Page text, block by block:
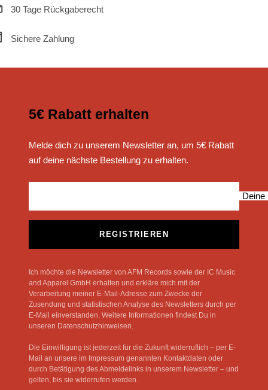
30 Tage Rückgaberecht
Sichere Zahlung
5€ Rabatt erhalten
Melde dich zu unserem Newsletter an, um 5€ Rabatt
auf deine nächste Bestellung zu erhalten.
Deine
REGISTRIEREN
Ich möchte die Newsletter von AFM Records sowie der IC Music
and Apparel GmbH erhalten und erkläre mich mit der
Verarbeitung meiner E-Mail-Adresse zum Zwecke der
Zusendung und statistischen Analyse des Newsletters durch per
E-Mail einverstanden. Weitere Informationen findest Du in
unseren Datenschutzhinweisen.
Die Einwilligung ist jederzeit für die Zukunft widerruflich – per E-
Mail an unsere im Impressum genannten Kontaktdaten oder
durch Betätigung des Abmeldelinks in unserem Newsletter – und
gelten, bis sie widerrufen werden.